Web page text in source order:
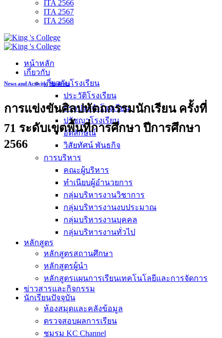
ITA 2566
ITA 2567
ITA 2568
หน้าหลัก
เกี่ยวกับ
เกี่ยวกับโรงเรียน
ประวัติโรงเรียน
ตราประจำโรงเรียน
ปรัชญาโรงเรียน
อัตลักษณ์
วิสัยทัศน์ พันธกิจ
การบริหาร
คณะผู้บริหาร
ทำเนียบผู้อำนวยการ
กลุ่มบริหารงานวิชาการ
กลุ่มบริหารงานงบประมาณ
กลุ่มบริหารงานบุคคล
กลุ่มบริหารงานทั่วไป
หลักสูตร
หลักสูตรสถานศึกษา
หลักสูตรผู้นำ
หลักสูตรแผนการเรียนเทคโนโลยีและการจัดการ
ข่าวสารและกิจกรรม
นักเรียนปัจจุบัน
ห้องสมุดและคลังข้อมูล
ตรวจสอบผลการเรียน
ชมรม KC Channel
News and Activity,Students
การแข่งขันศิลปหัตถกรรมนักเรียน ครั้งที่
71 ระดับเขตพื้นที่การศึกษา ปีการศึกษา
2566